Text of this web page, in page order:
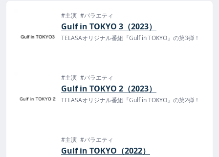
#主演 #バラエティ
Gulf in TOKYO 3（2023）
TELASAオリジナル番組『Gulf in TOKYO』の第3弾！
#主演 #バラエティ
Gulf in TOKYO 2（2023）
TELASAオリジナル番組『Gulf in TOKYO』の第2弾！
#主演 #バラエティ
Gulf in TOKYO（2022）